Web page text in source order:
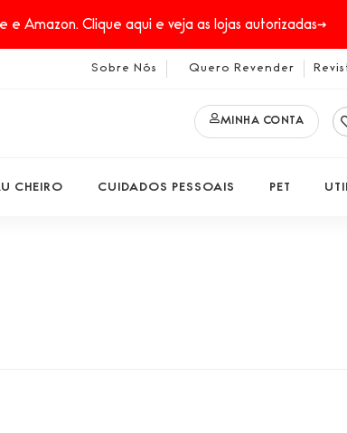
e Amazon. Clique aqui e veja as lojas autorizadas→
Sobre Nós Quero Revender
MINHA CONTA
CHEIRO CUIDADOS PESSOAIS PET